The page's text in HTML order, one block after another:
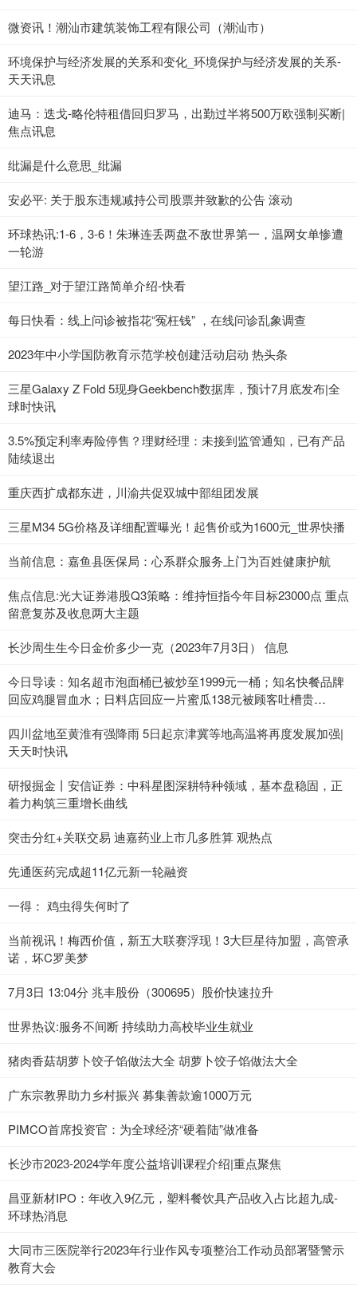
微资讯！潮汕市建筑装饰工程有限公司（潮汕市）
环境保护与经济发展的关系和变化_环境保护与经济发展的关系-
天天讯息
迪马：迭戈-略伦特租借回归罗马，出勤过半将500万欧强制买断|
焦点讯息
纰漏是什么意思_纰漏
安必平: 关于股东违规减持公司股票并致歉的公告 滚动
环球热讯:1-6，3-6！朱琳连丢两盘不敌世界第一，温网女单惨遭
一轮游
望江路_对于望江路简单介绍-快看
每日快看：线上问诊被指花“冤枉钱” ，在线问诊乱象调查
2023年中小学国防教育示范学校创建活动启动 热头条
三星Galaxy Z Fold 5现身Geekbench数据库，预计7月底发布|全
球时快讯
3.5%预定利率寿险停售？理财经理：未接到监管通知，已有产品
陆续退出
重庆西扩成都东进，川渝共促双城中部组团发展
三星M34 5G价格及详细配置曝光！起售价或为1600元_世界快播
当前信息：嘉鱼县医保局：心系群众服务上门为百姓健康护航
焦点信息:光大证券港股Q3策略：维持恒指今年目标23000点 重点
留意复苏及收息两大主题
长沙周生生今日金价多少一克（2023年7月3日） 信息
今日导读：知名超市泡面桶已被炒至1999元一桶；知名快餐品牌
回应鸡腿冒血水；日料店回应一片蜜瓜138元被顾客吐槽贵
四川盆地至黄淮有强降雨 5日起京津冀等地高温将再度发展加强|
天天时快讯
研报掘金丨安信证券：中科星图深耕特种领域，基本盘稳固，正
着力构筑三重增长曲线
突击分红+关联交易 迪嘉药业上市几多胜算 观热点
先通医药完成超11亿元新一轮融资
一得： 鸡虫得失何时了
当前视讯！梅西价值，新五大联赛浮现！3大巨星待加盟，高管承
诺，坏C罗美梦
7月3日 13:04分 兆丰股份（300695）股价快速拉升
世界热议:服务不间断 持续助力高校毕业生就业
猪肉香菇胡萝卜饺子馅做法大全 胡萝卜饺子馅做法大全
广东宗教界助力乡村振兴 募集善款逾1000万元
PIMCO首席投资官：为全球经济“硬着陆”做准备
长沙市2023-2024学年度公益培训课程介绍|重点聚焦
昌亚新材IPO：年收入9亿元，塑料餐饮具产品收入占比超九成-
环球热消息
大同市三医院举行2023年行业作风专项整治工作动员部署暨警示
教育大会